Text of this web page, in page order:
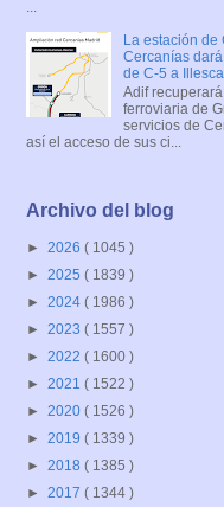
La estación de
Cercanías
de C-5 a
Adif
ferroviaria de
servicios de
así el acceso de sus ci...
Archivo del blog
► 2026 ( 1045 )
► 2025 ( 1839 )
► 2024 ( 1986 )
► 2023 ( 1557 )
► 2022 ( 1600 )
► 2021 ( 1522 )
► 2020 ( 1526 )
► 2019 ( 1339 )
► 2018 ( 1385 )
► 2017 ( 1344 )